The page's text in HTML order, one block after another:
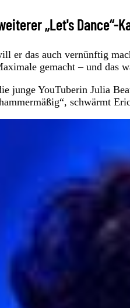
„Let's Dance“-
er das auch vernünftig
gemacht – und das
junge YouTuberin Julia
schwärmt